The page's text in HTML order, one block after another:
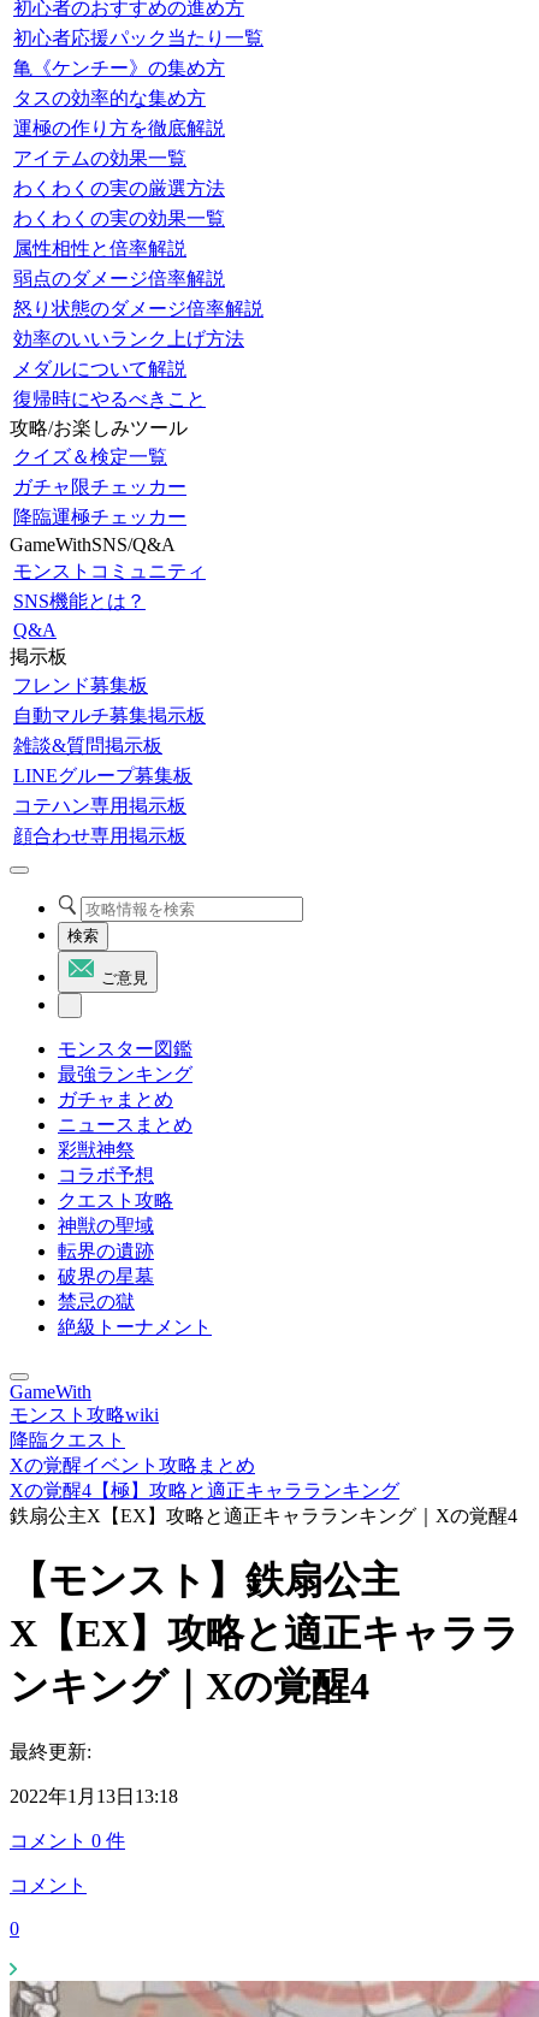
初心者のおすすめの進め方
初心者応援パック当たり一覧
亀《ケンチー》の集め方
タスの効率的な集め方
運極の作り方を徹底解説
アイテムの効果一覧
わくわくの実の厳選方法
わくわくの実の効果一覧
属性相性と倍率解説
弱点のダメージ倍率解説
怒り状態のダメージ倍率解説
効率のいいランク上げ方法
メダルについて解説
復帰時にやるべきこと
攻略/お楽しみツール
クイズ＆検定一覧
ガチャ限チェッカー
降臨運極チェッカー
GameWithSNS/Q&A
モンストコミュニティ
SNS機能とは？
Q&A
掲示板
フレンド募集板
自動マルチ募集掲示板
雑談&質問掲示板
LINEグループ募集板
コテハン専用掲示板
顔合わせ専用掲示板
検索
ご意見
モンスター図鑑
最強ランキング
ガチャまとめ
ニュースまとめ
彩獣神祭
コラボ予想
クエスト攻略
神獣の聖域
転界の遺跡
破界の星墓
禁忌の獄
絶級トーナメント
GameWith
モンスト攻略wiki
降臨クエスト
Xの覚醒イベント攻略まとめ
Xの覚醒4【極】攻略と適正キャラランキング
鉄扇公主X【EX】攻略と適正キャラランキング｜Xの覚醒4
【モンスト】鉄扇公主
X【EX】攻略と適正キャララ
ンキング｜Xの覚醒4
最終更新:
2022年1月13日13:18
コメント 0 件
コメント
0